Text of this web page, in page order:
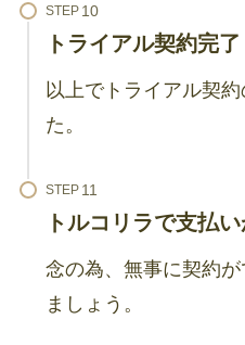
STEP
トライアル契約完了
以上でトライアル契
た。
STEP
トルコリラで支払
念の為、無事に契約
ましょう。